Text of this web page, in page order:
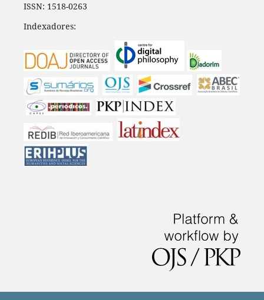
ISSN: 1518-0263
Indexadores: